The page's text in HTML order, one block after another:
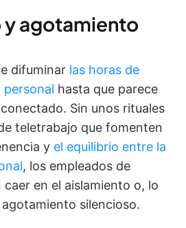
agotamiento
difuminar las horas de
hasta que parece
Sin unos rituales
teletrabajo que fomenten
y el equilibrio entre la
, los empleados de
en el aislamiento o, lo
silencioso.